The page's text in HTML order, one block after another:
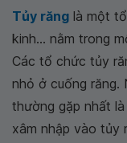
Tủy răng là một
kinh... nằm trong
Các tổ chức tủy
nhỏ ở cuống răng.
thường gặp nhất
xâm nhập vào tủy